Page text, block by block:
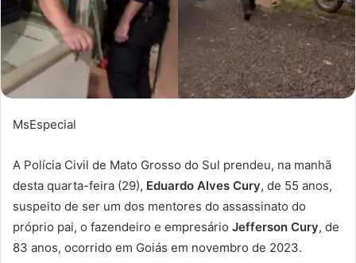
MsEspecial
A Polícia Civil de Mato Grosso do Sul prendeu, na manhã
desta quarta-feira (29), Eduardo Alves Cury, de 55 anos,
suspeito de ser um dos mentores do assassinato do
próprio pai, o fazendeiro e empresário Jefferson Cury, de
83 anos, ocorrido em Goiás em novembro de 2023.